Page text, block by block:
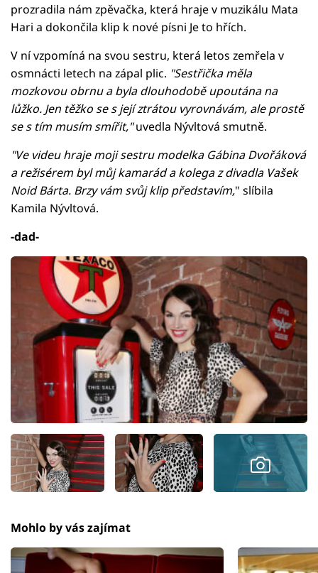
prozradila nám zpěvačka, která hraje v muzikálu Mata
Hari a dokončila klip k nové písni Je to hřích.
V ní vzpomíná na svou sestru, která letos zemřela v
osmnácti letech na zápal plic. "Sestřička měla
mozkovou obrnu a byla dlouhodobě upoutána na
lůžko. Jen těžko se s její ztrátou vyrovnávám, ale prostě
se s tím musím smířit,"uvedla Nývltová smutně.
"Ve videu hraje moji sestru modelka Gábina Dvořáková
a režisérem byl můj kamarád a kolega z divadla Vašek
Noid Bárta. Brzy vám svůj klip představím," slíbila
Kamila Nývltová.
-dad-
Mohlo by vás zajímat